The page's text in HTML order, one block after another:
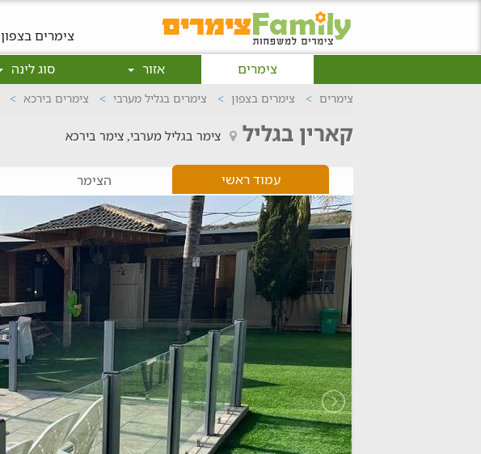
צימרים בצפון
צימרים
אזור סוג לינה
צימרים צימרים בצפון צימרים בגליל מערבי צימרים בירכא
קארין בגליל צימר בגליל מערבי, צימר בירכא
עמוד ראשי הצימר